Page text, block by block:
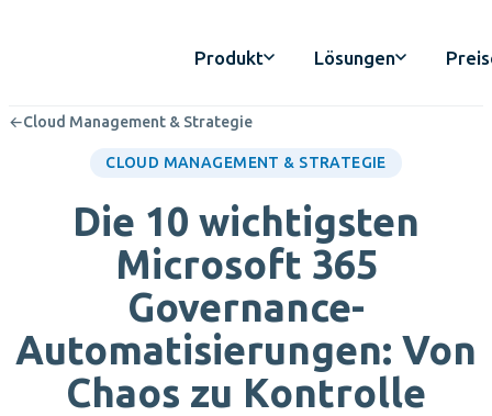
Produkt Lösungen
←Cloud Management & Strategie
CLOUD MANAGEMENT & STRATEGIE
Die 10 wichtigsten
Microsoft 365
Governance-
Automatisierungen: Von
Chaos zu Kontrolle